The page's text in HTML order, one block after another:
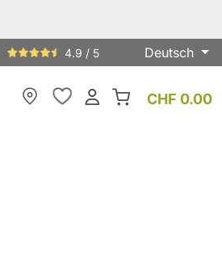
4.9 / 5 Deutsch
CHF 0.00